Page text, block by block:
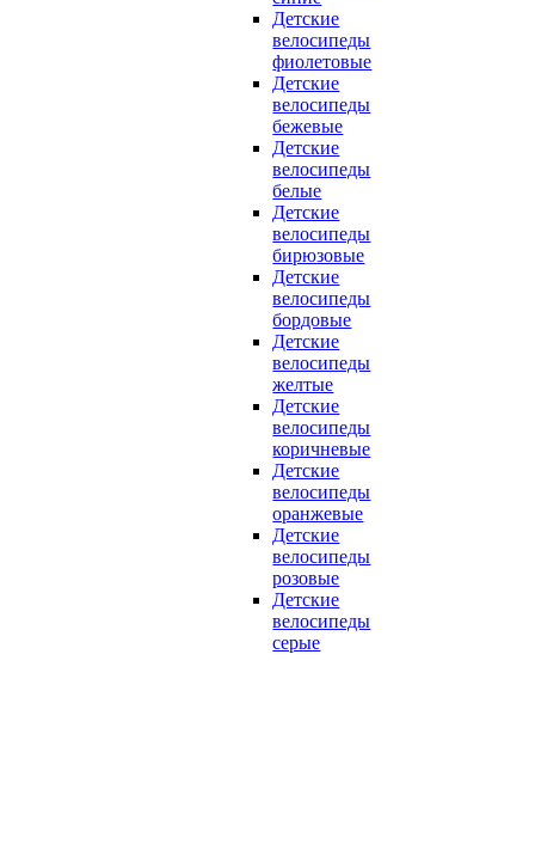
Детские
велосипеды
фиолетовые
Детские
велосипеды
бежевые
Детские
велосипеды
белые
Детские
велосипеды
бирюзовые
Детские
велосипеды
бордовые
Детские
велосипеды
желтые
Детские
велосипеды
коричневые
Детские
велосипеды
оранжевые
Детские
велосипеды
розовые
Детские
велосипеды
серые